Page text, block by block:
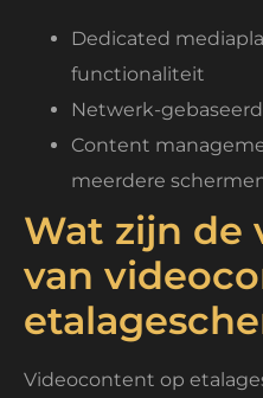
Dedicated
functionaliteit
Netwerk-
Content
meerdere
Wat zijn de
van
Videocontent op